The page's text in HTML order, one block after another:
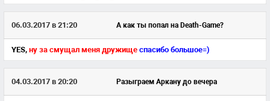
06.03.2017 в 21:20 А как ты попал на Death-Game?
YES, ну за смущал меня дружище спасибо большое=)
04.03.2017 в 20:20 Разыграем Аркану до вечера